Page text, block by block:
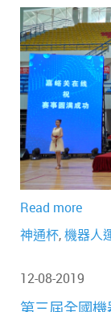
Read more
神通杯,機器人
12-08-2019